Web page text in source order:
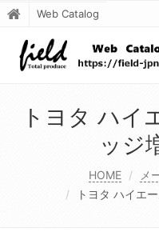
Web Catalog
トヨタ ハイ
ッジ
HOME メ
トヨタ ハイエ